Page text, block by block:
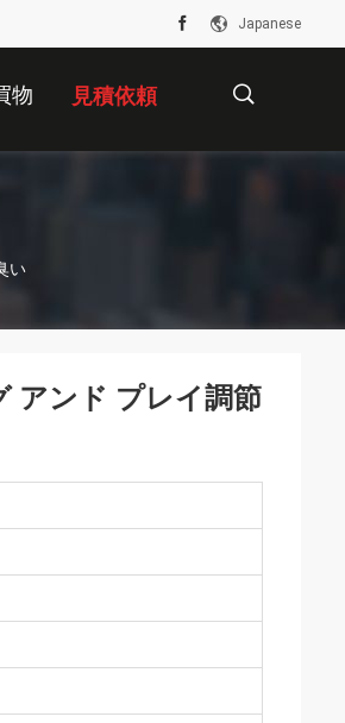
Japanese
物 見積依頼
い
アンド プレイ調節